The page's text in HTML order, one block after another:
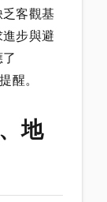
客觀基
步與避
醒。
地